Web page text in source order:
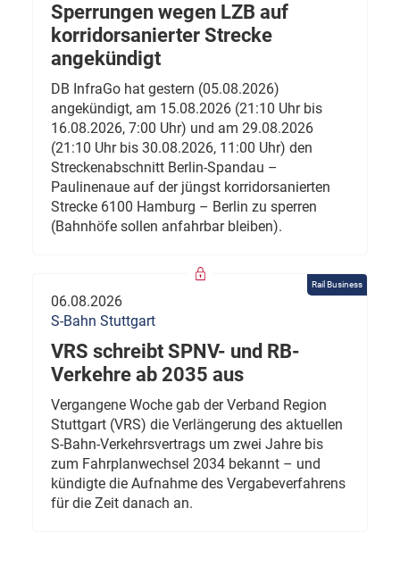
Sperrungen wegen LZB auf
korridorsanierter Strecke
angekündigt
DB InfraGo hat gestern (05.08.2026)
angekündigt, am 15.08.2026 (21:10 Uhr bis
16.08.2026, 7:00 Uhr) und am 29.08.2026
(21:10 Uhr bis 30.08.2026, 11:00 Uhr) den
Streckenabschnitt Berlin-Spandau –
Paulinenaue auf der jüngst korridorsanierten
Strecke 6100 Hamburg – Berlin zu sperren
(Bahnhöfe sollen anfahrbar bleiben).
Rail Business
06.08.2026
S-Bahn Stuttgart
VRS schreibt SPNV- und RB-
Verkehre ab 2035 aus
Vergangene Woche gab der Verband Region
Stuttgart (VRS) die Verlängerung des aktuellen
S-Bahn-Verkehrsvertrags um zwei Jahre bis
zum Fahrplanwechsel 2034 bekannt – und
kündigte die Aufnahme des Vergabeverfahrens
für die Zeit danach an.